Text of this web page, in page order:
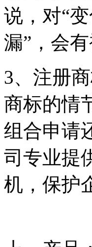
说，对“
漏”，会
3、注册
商标的情
组合申请
司专业提
机，保护